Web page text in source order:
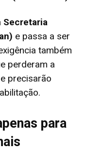
Secretaria
e passa a ser
também
perderam a
e precisarão
para